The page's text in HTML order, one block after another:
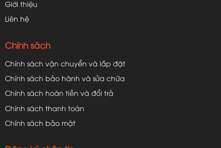
Giới thiệu
Liên hệ
Chính sách
Chính sách vận chuyển và lắp đặt
Chính sách bảo hành và sửa chữa
Chính sách hoàn tiền và đổi trả
Chính sách thanh toán
Chính sách bảo mật